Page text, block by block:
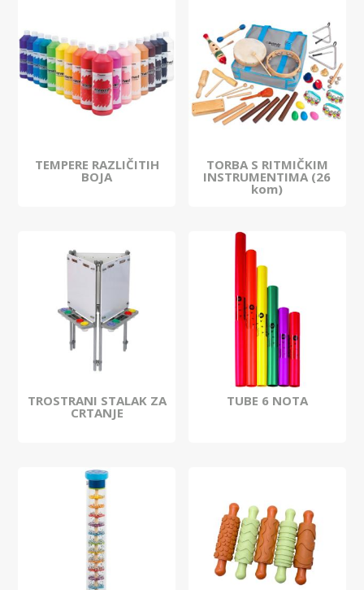
TEMPERE RAZLIČITIH
BOJA
TORBA S RITMIČKIM
INSTRUMENTIMA (26
kom)
TROSTRANI STALAK ZA
CRTANJE
TUBE 6 NOTA